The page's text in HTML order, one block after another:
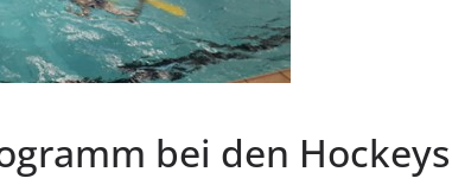
bei den Hockeys